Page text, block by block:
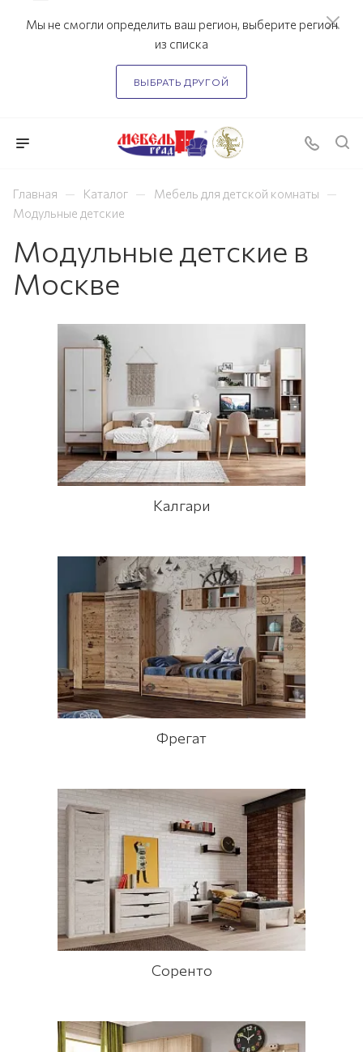
Мы не смогли определить ваш регион, выберите регион
из списка
ВЫБРАТЬ ДРУГОЙ
Главная — Каталог — Мебель для детской комнаты —
Модульные детские
Модульные детские в
Москве
Калгари
Фрегат
Соренто